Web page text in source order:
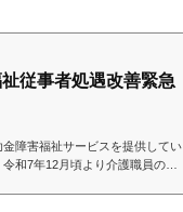
従事者処遇改善緊急
障害福祉サービスを提供してい
和7年12月頃より介護職員の給